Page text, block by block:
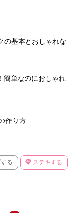
の基本とおしゃれな
簡単なのにおしゃれ
作り方
る ステキする